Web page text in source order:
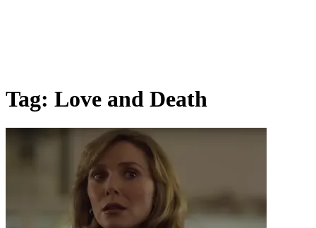
Tag: Love and Death